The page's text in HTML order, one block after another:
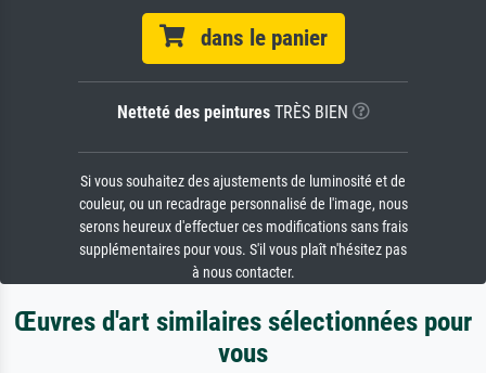
dans le panier
Netteté des peinturesTRÈS BIEN
Si vous souhaitez des ajustements de luminosité et de
couleur, ou un recadrage personnalisé de l'image, nous
serons heureux d'effectuer ces modifications sans frais
supplémentaires pour vous. S'il vous plaît n'hésitez pas
à nous contacter.
Œuvres d'art similaires sélectionnées pour
vous